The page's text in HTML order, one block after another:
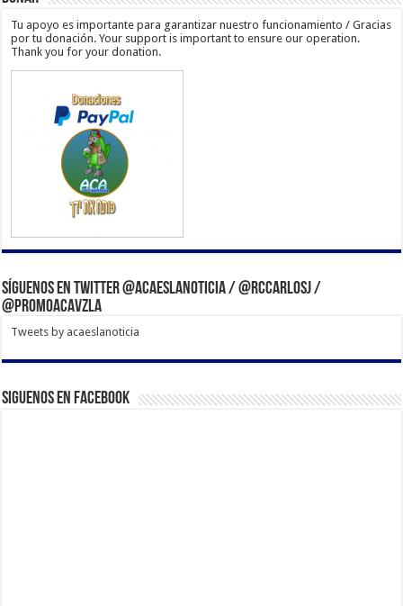
Tu apoyo es importante para garantizar nuestro funcionamiento / Gracias
por tu donación. Your support is important to ensure our operation.
Thank you for your donation.
Síguenos en Twitter @acaeslanoticia / @rccarlosj /
@PromoACAVzla
Tweets by acaeslanoticia
Siguenos en Facebook